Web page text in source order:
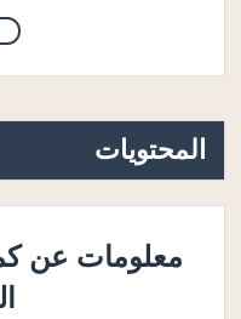
المحتويات
معلومات عن